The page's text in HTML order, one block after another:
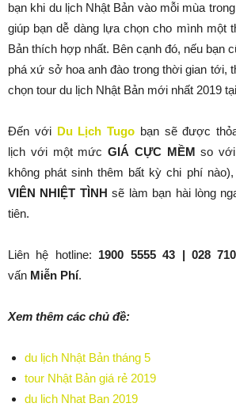
bạn khi du lịch Nhật Bản vào mỗi mùa
giúp bạn dễ dàng lựa chọn cho mình một
Bản thích hợp nhất. Bên cạnh đó, nếu bạn
phá xứ sở hoa anh đào trong thời gian tới,
chọn tour du lịch Nhật Bản mới nhất 2019 tại
Đến với Du Lịch Tugo bạn sẽ được
lịch với một mức GIÁ CỰC MỀM so
không phát sinh thêm bất kỳ chi phí
VIÊN NHIỆT TÌNH sẽ làm bạn hài lòng
tiên.
Liên hệ hotline: 1900 5555 43 | 028
vấn Miễn Phí.
Xem thêm các chủ đề:
du lịch Nhật Bản tháng 5
tour Nhật Bản giá rẻ 2019
du lich Nhat Ban 2019